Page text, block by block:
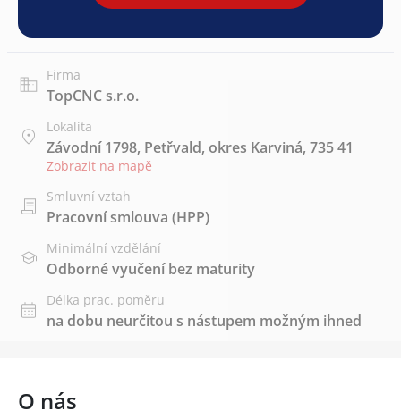
Firma
TopCNC s.r.o.
Lokalita
Závodní 1798, Petřvald, okres Karviná, 735 41
Zobrazit na mapě
Smluvní vztah
Pracovní smlouva (HPP)
Minimální vzdělání
Odborné vyučení bez maturity
Délka prac. poměru
na dobu neurčitou s nástupem možným ihned
O nás